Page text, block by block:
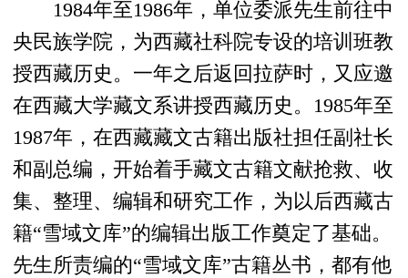
1984年至1986年，单位委派先生前往中
央民族学院，为西藏社科院专设的培训班教
授西藏历史。一年之后返回拉萨时，又应邀
在西藏大学藏文系讲授西藏历史。1985年至
1987年，在西藏藏文古籍出版社担任副社长
和副总编，开始着手藏文古籍文献抢救、收
集、整理、编辑和研究工作，为以后西藏古
籍“雪域文库”的编辑出版工作奠定了基础。
先生所责编的“雪域文库”古籍丛书，都有他